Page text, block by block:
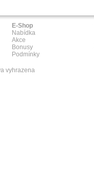
E-Shop
Nabídka
Akce
Bonusy
Podmínky
vyhrazena